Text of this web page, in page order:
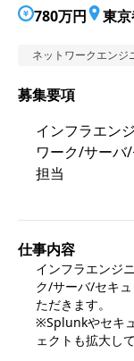
780万円 東
ネットワークエンジ
募集要項
インフラエン
ワーク/サーバ
担当
仕事内容
インフラエンジ
ク/サーバ/セキ
ただきます。
※Splunkやセキ
ェクトも拡大し